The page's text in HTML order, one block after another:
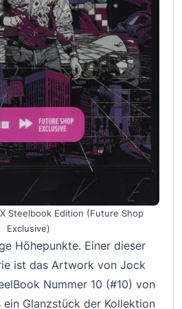
Steelbook Edition (Future Shop
Exclusive)
Höhepunkte. Einer dieser
ist das Artwork von Jock
Nummer 10 (#10) von
ein Glanzstück der Kollektion